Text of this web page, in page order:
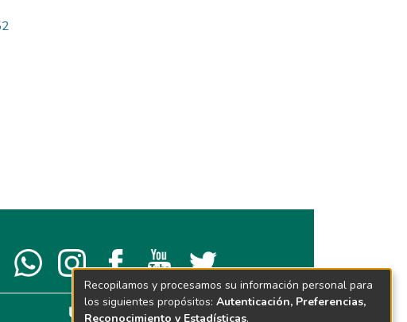
Recopilamos y procesamos su información personal para
los siguientes propósitos: Autenticación, Preferencias,
Reconocimiento y Estadísticas.